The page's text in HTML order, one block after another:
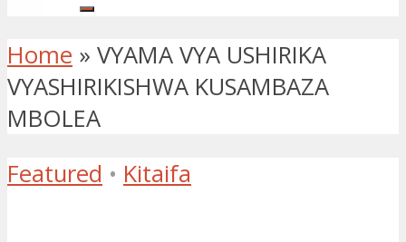
Home » VYAMA VYA USHIRIKA
VYASHIRIKISHWA KUSAMBAZA
MBOLEA
Featured • Kitaifa